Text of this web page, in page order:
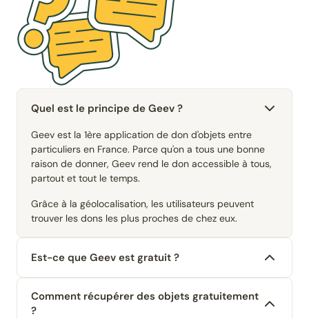
Quel est le principe de Geev ?
Geev est la 1ère application de don d'objets entre
particuliers en France. Parce qu'on a tous une bonne
raison de donner, Geev rend le don accessible à tous,
partout et tout le temps.
Grâce à la géolocalisation, les utilisateurs peuvent
trouver les dons les plus proches de chez eux.
Est-ce que Geev est gratuit ?
Comment récupérer des objets gratuitement
?